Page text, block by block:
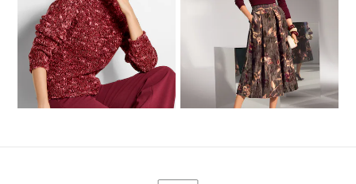
89,00 €229,95 € 239,95 €
2